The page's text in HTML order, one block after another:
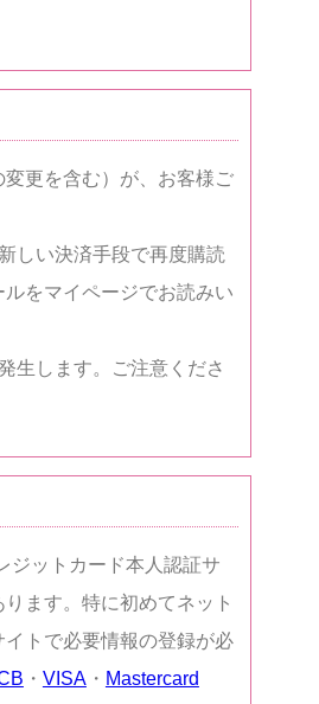
更を含む）が、お客様ご
しい決済手段で再度購読
をマイページでお読みい
生します。ご注意くださ
ジットカード本人認証サ
ます。特に初めてネット
トで必要情報の登録が必
・ VISA・ Mastercard